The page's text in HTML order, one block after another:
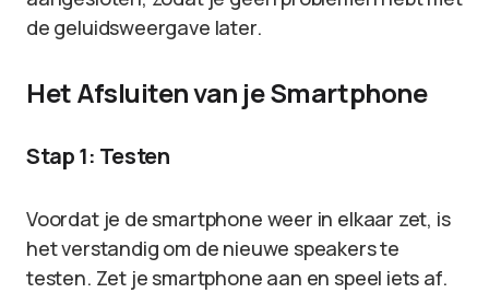
de geluidsweergave later.
Het Afsluiten van je Smartphone
Stap 1: Testen
Voordat je de smartphone weer in elkaar zet, is
het verstandig om de nieuwe speakers te
testen. Zet je smartphone aan en speel iets af.